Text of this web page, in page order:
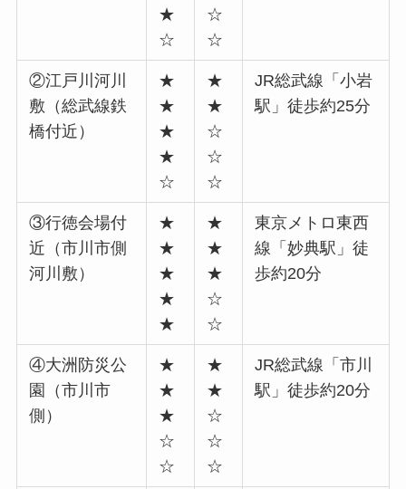
★
☆
☆
☆
②江戸川河川
敷（総武線鉄
橋付近）
★
★
★
★
☆
★
★
☆
☆
☆
JR総武線「小岩
駅」徒歩約25分
③行徳会場付
近（市川市側
河川敷）
★
★
★
★
★
★
★
★
☆
☆
東京メトロ東西
線「妙典駅」徒
歩約20分
④大洲防災公
園（市川市
側）
★
★
★
☆
☆
★
★
☆
☆
☆
JR総武線「市川
駅」徒歩約20分